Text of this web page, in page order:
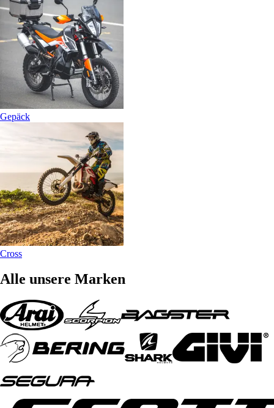
Gepäck
Cross
Alle unsere Marken